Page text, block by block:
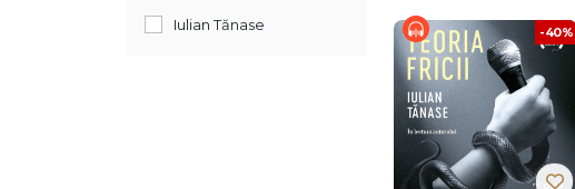
Iulian Tănase -40%